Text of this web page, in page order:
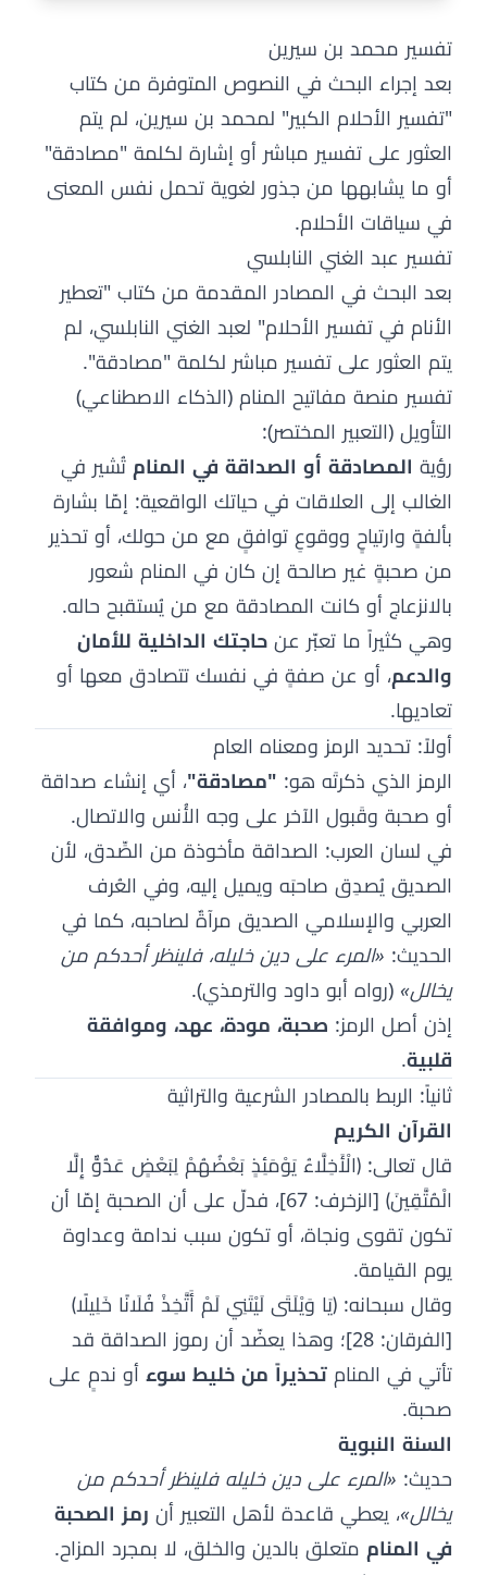
تفسير محمد بن سيرين
بعد إجراء البحث في النصوص المتوفرة من كتاب
"تفسير الأحلام الكبير" لمحمد بن سيرين، لم يتم
العثور على تفسير مباشر أو إشارة لكلمة "مصادقة"
أو ما يشابهها من جذور لغوية تحمل نفس المعنى
في سياقات الأحلام.
تفسير عبد الغني النابلسي
بعد البحث في المصادر المقدمة من كتاب "تعطير
الأنام في تفسير الأحلام" لعبد الغني النابلسي، لم
يتم العثور على تفسير مباشر لكلمة "مصادقة".
تفسير منصة مفاتيح المنام (الذكاء الاصطناعي)
التأويل (التعبير المختصر):
رؤية المصادقة أو الصداقة في المنامتُشير في
الغالب إلى العلاقات في حياتك الواقعية: إمّا بشارة
بألفةٍ وارتياحٍ ووقوعِ توافقٍ مع من حولك، أو تحذير
من صحبةٍ غير صالحة إن كان في المنام شعور
بالانزعاج أو كانت المصادقة مع من يُستقبح حاله.
وهي كثيراً ما تعبّر عنحاجتك الداخلية للأمان
والدعم، أو عن صفةٍ في نفسك تتصادق معها أو
تعاديها.
أولاً: تحديد الرمز ومعناه العام
الرمز الذي ذكرتَه هو: "مصادقة"، أي إنشاء صداقة
أو صحبة وقَبول الآخر على وجه الأُنس والاتصال.
في لسان العرب: الصداقة مأخوذة من الصِّدق، لأن
الصديق يُصدِق صاحبَه ويميل إليه، وفي العُرف
العربي والإسلامي الصديق مرآةٌ لصاحبه، كما في
الحديث: «المرء على دين خليله، فلينظر أحدكم من
يخالل» (رواه أبو داود والترمذي).
إذن أصل الرمز: صحبة، مودة، عهد، وموافقة
قلبية.
ثانياً: الربط بالمصادر الشرعية والتراثية
القرآن الكريم
قال تعالى: ﴿الْأَخِلَّاءُ يَوْمَئِذٍ بَعْضُهُمْ لِبَعْضٍ عَدُوٌّ إِلَّا
الْمُتَّقِينَ﴾ [الزخرف: 67]، فدلّ على أن الصحبة إمّا أن
تكون تقوى ونجاة، أو تكون سبب ندامة وعداوة
يوم القيامة.
وقال سبحانه: ﴿يَا وَيْلَتَى لَيْتَنِي لَمْ أَتَّخِذْ فُلَانًا خَلِيلًا﴾
[الفرقان: 28]؛ وهذا يعضّد أن رموز الصداقة قد
تأتي في المنامتحذيراً من خليط سوءأو ندمٍ على
صحبة.
السنة النبوية
حديث: «المرء على دين خليله فلينظر أحدكم من
يخالل»، يعطي قاعدة لأهل التعبير أن رمز الصحبة
في المنام متعلق بالدين والخلق، لا بمجرد المزاح.